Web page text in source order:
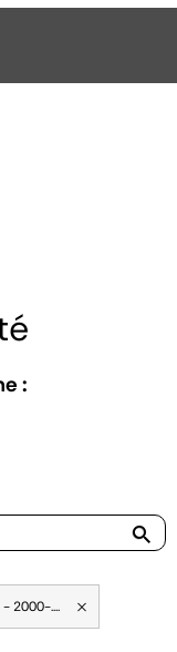
:
2000-....